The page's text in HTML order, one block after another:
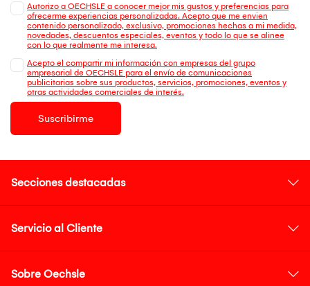
Autorizo a OECHSLE a conocer mejor mis gustos y preferencias para
ofrecerme experiencias personalizadas. Acepto que me envien
contenido personalizado, exclusivo, promociones hechas a mi medida,
novedades, descuentos especiales, eventos y todo lo que se alinee
con lo que realmente me interesa.
Acepto el compartir mi información con empresas del grupo
empresarial de OECHSLE para el envío de comunicaciones
publicitarias sobre sus productos, servicios, promociones, eventos y
otras actividades comerciales de interés.
Suscribirme
Secciones destacadas
Servicio al Cliente
Sobre Oechsle